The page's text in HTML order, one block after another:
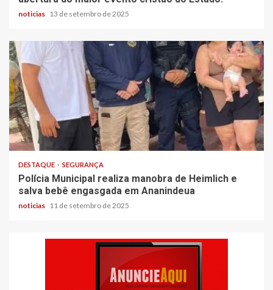
noticias 13 de setembro de 2025
DESTAQUE SEGURANÇA
Polícia Municipal realiza manobra de Heimlich e
salva bebê engasgada em Ananindeua
noticias 11 de setembro de 2025